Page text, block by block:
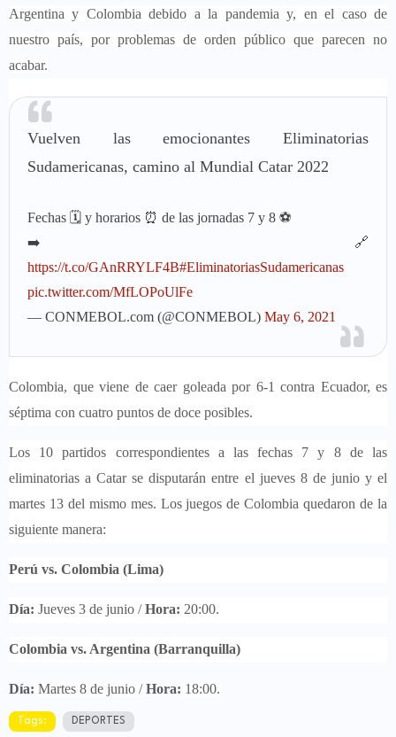
Argentina y Colombia debido a la pandemia y, en el caso de
nuestro país, por problemas de orden público que parecen no
acabar.
Vuelven las emocionantes Eliminatorias
Sudamericanas, camino al Mundial Catar 2022
Fechas 🗓️ y horarios ⏰ de las jornadas 7 y 8 ⚽️
➡️ 🔗
https://t.co/GAnRRYLF4B#EliminatoriasSudamericanas
pic.twitter.com/MfLOPoUlFe
— CONMEBOL.com (@CONMEBOL) May 6, 2021
Colombia, que viene de caer goleada por 6-1 contra Ecuador, es
séptima con cuatro puntos de doce posibles.
Los 10 partidos correspondientes a las fechas 7 y 8 de las
eliminatorias a Catar se disputarán entre el jueves 8 de junio y el
martes 13 del mismo mes. Los juegos de Colombia quedaron de la
siguiente manera:
Perú vs. Colombia (Lima)
Día: Jueves 3 de junio /Hora: 20:00.
Colombia vs. Argentina (Barranquilla)
Día: Martes 8 de junio / Hora: 18:00.
Tags: DEPORTES